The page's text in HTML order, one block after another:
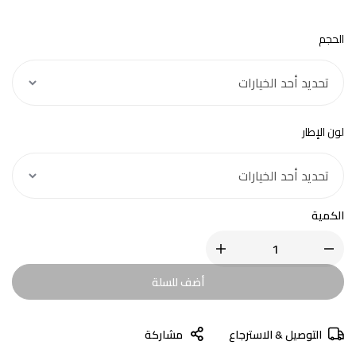
الحجم
لون الإطار
الكمية
أضف للسلة
التوصيل & الاسترجاع
مشاركة